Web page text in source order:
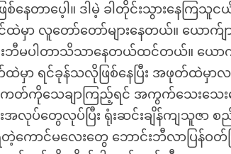
နေတာပေ့ါ။ ဒါမဲ့ ခါတိုင်းသွားနေကြ
လူတော်တော်များနေတယ်။ ယောက်ျာ
ဘီမပါတာသိသာနေတယ်ထင်တယ်။ ယော
ထဲမှာ ရင်ခုန်သလိုဖြစ်နေပြီး အဖုတ်ထဲမှ
စကတ်ကိုသေချာကြည့်ရင် အကွက်သေးသေ
တွေလုပ်ပြီး ရုံးဆင်းချိန်ကျသူဇာ စည်
တဲ့ကောင်မလေးတွေ ဘောင်းဘီလာပြန်